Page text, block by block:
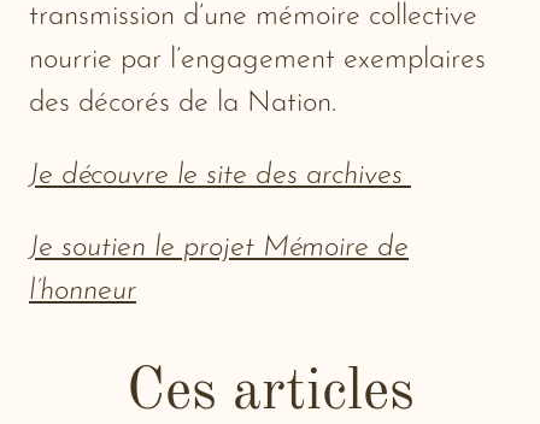
transmission d’une mémoire collective
nourrie par l’engagement exemplaires
des décorés de la Nation.
Je découvre le site des archives
Je soutien le projet Mémoire de
l’honneur
Ces articles